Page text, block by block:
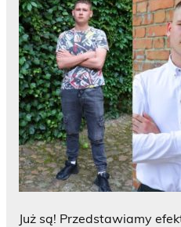
Już są! Przedstawiamy